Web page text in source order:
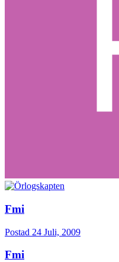
Fmi
Postad 24 Juli, 2009
Fmi